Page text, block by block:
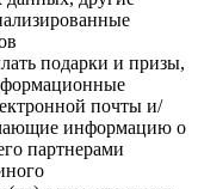
подарки и призы,
почты и/
информацию о
партнерами